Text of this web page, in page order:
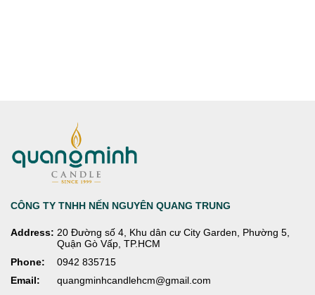
CÔNG TY TNHH NẾN NGUYÊN QUANG TRUNG
Address: 20 Đường số 4, Khu dân cư City Garden, Phường 5,
Quận Gò Vấp, TP.HCM
Phone:
0942 835715
Email:
quangminhcandlehcm@gmail.com